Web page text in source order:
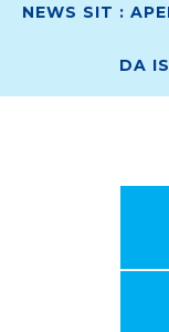
NEWS SIT :
DA